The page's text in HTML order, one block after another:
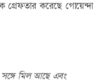
গ্রেফতার করেছে গোয়েন্দা
মিল আছে এবং